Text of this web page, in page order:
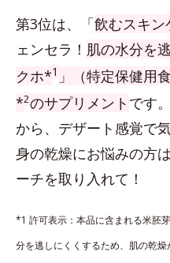
第3位は、「飲むスキン
ェンセラ！ 肌の水分を
クホ*1 」（特定保健用
*2のサプリメント です
から、デザート感覚で
身の乾燥にお悩みの方
ーチを取り入れて！
*1 許可表示：本品に含まれる米胚
分を逃しにくくするため、肌の乾燥